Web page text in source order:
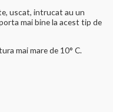
uscat, intrucat au un
mai bine la acest tip de
mai mare de 10° C.